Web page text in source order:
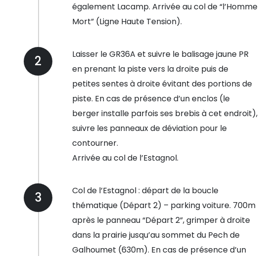
également Lacamp. Arrivée au col de “l’Homme
Mort” (Ligne Haute Tension).
2
Laisser le GR36A et suivre le balisage jaune PR
en prenant la piste vers la droite puis de
petites sentes à droite évitant des portions de
piste. En cas de présence d’un enclos (le
berger installe parfois ses brebis à cet endroit),
suivre les panneaux de déviation pour le
contourner.
Arrivée au col de l’Estagnol.
3
Col de l’Estagnol : départ de la boucle
thématique (Départ 2) – parking voiture. 700m
après le panneau “Départ 2”, grimper à droite
dans la prairie jusqu’au sommet du Pech de
Galhoumet (630m). En cas de présence d’un